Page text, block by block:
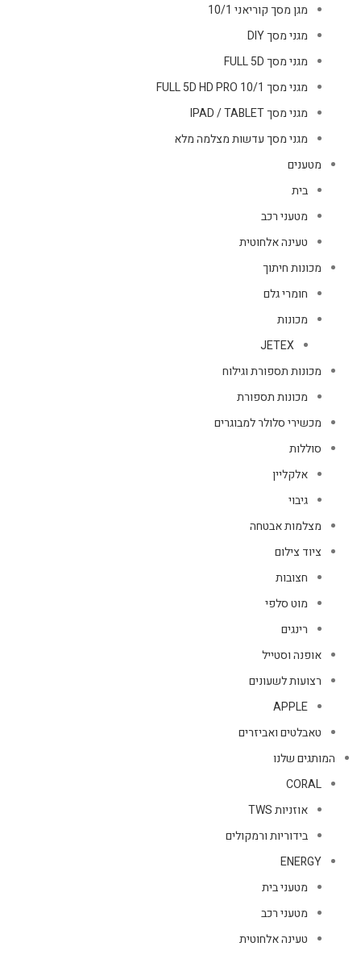
מגן מסך קוריאני 10/1
מגני מסך DIY
מגני מסך FULL 5D
מגני מסך FULL 5D HD PRO 10/1
מגני מסך IPAD / TABLET
מגני מסך עדשות מצלמה מלא
מטענים
בית
מטעני רכב
טעינה אלחוטית
מכונות חיתוך
חומרי גלם
מכונות
JETEX
מכונות תספורת וגילוח
מכונות תספורת
מכשירי סלולר למבוגרים
סוללות
אלקליין
גיבוי
מצלמות אבטחה
ציוד צילום
חצובות
מוט סלפי
רינגים
אופנה וסטייל
רצועות לשעונים
APPLE
טאבלטים ואביזרים
המותגים שלנו
CORAL
אוזניות TWS
בידוריות ורמקולים
ENERGY
מטעני בית
מטעני רכב
טעינה אלחוטית